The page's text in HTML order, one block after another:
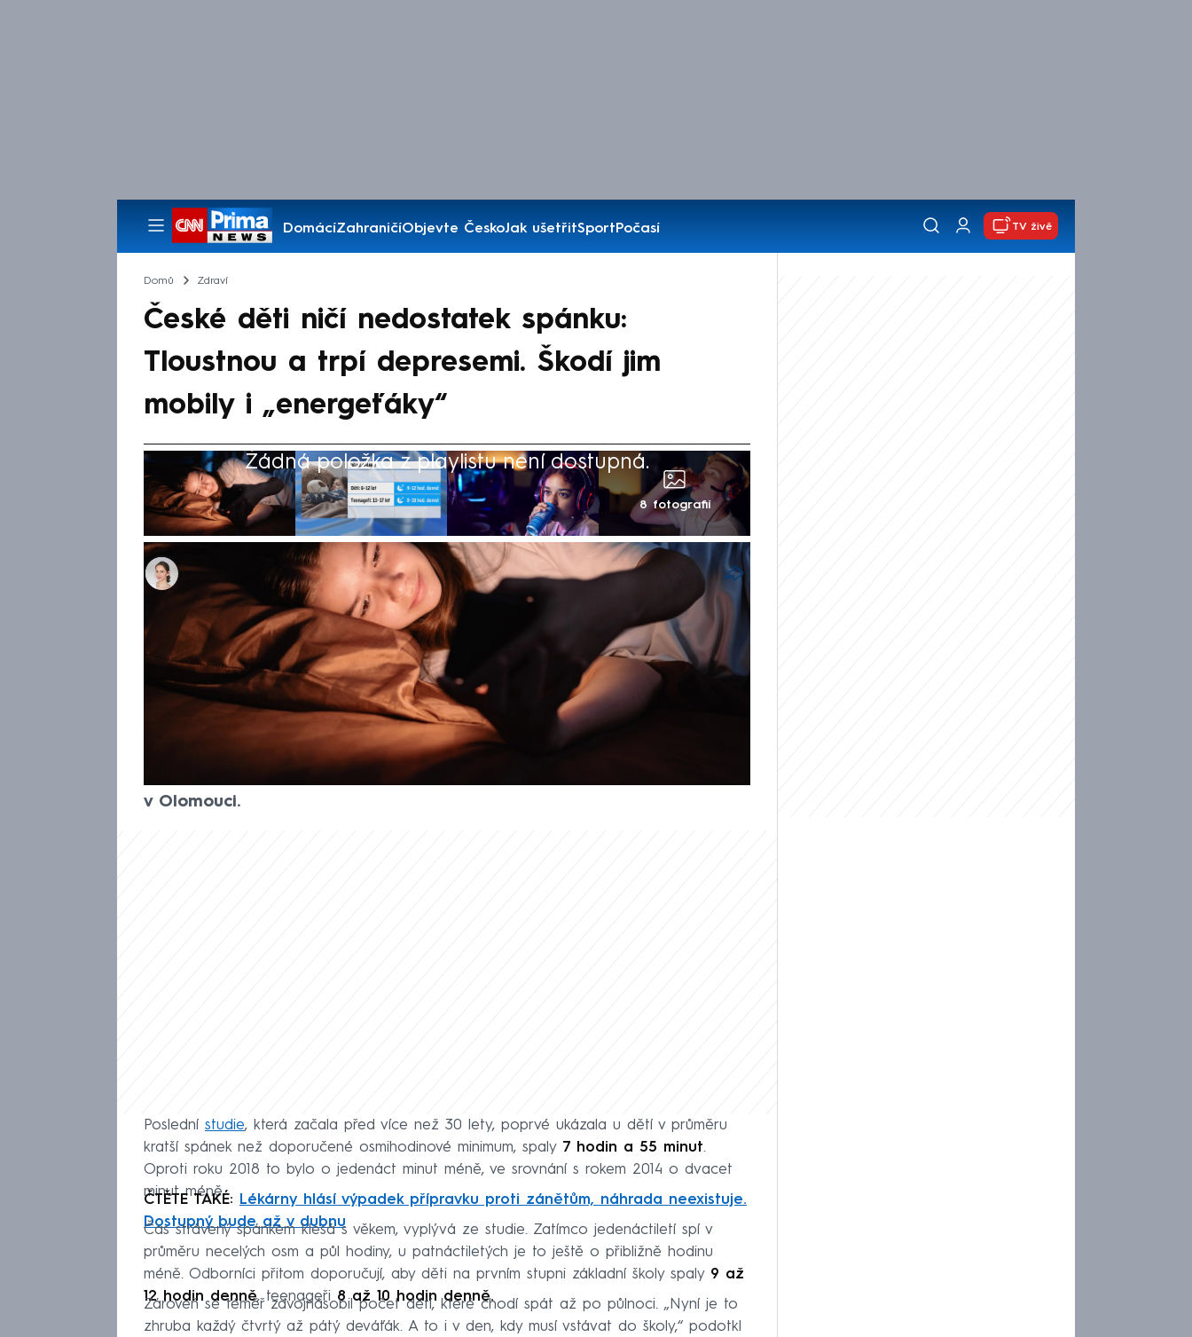
DomácíZahraničíObjevte ČeskoJak ušetřitSportPočasí
Pořady
TV živě
Domů Zdraví
České děti ničí nedostatek spánku:
Tloustnou a trpí depresemi. Škodí jim
mobily i „energeťáky“
Žádná položka z playlistu není dostupná.
8 fotografií
Ivana Syrovátková
25. úno 2025, 13:17
České děti spí čím dál tím méně – ve všedních dnech v posteli nestráví
mnohdy ani osm hodin. Nedostatek pak dohánějí o víkendech. Takové
výkyvy však mohou vést k depresím a závažným zdravotním
problémům. Za nevhodnými spánkovými návyky dětí stojí mimo jiné
mobily nebo energetické nápoje. Ukázala to studie, kterou na pondělní
tiskové konferenci představili zástupci Úřadu vlády ČR, Kanceláře
Světové zdravotnické organizace (WHO) v Česku a Univerzity Palackého
v Olomouci.
Poslední studie, která začala před více než 30 lety, poprvé ukázala u dětí v průměru
kratší spánek než doporučené osmihodinové minimum, spaly 7 hodin a 55 minut.
Oproti roku 2018 to bylo o jedenáct minut méně, ve srovnání s rokem 2014 o dvacet
minut méně.
ČTĚTE TAKÉ: Lékárny hlásí výpadek přípravku proti zánětům, náhrada neexistuje.
Dostupný bude až v dubnu
Čas strávený spánkem klesá s věkem, vyplývá ze studie. Zatímco jedenáctiletí spí v
průměru necelých osm a půl hodiny, u patnáctiletých je to ještě o přibližně hodinu
méně. Odborníci přitom doporučují, aby děti na prvním stupni základní školy spaly 9 až
12 hodin denně, teenageři8 až 10 hodin denně.
Zároveň se téměř zdvojnásobil počet dětí, které chodí spát až po půlnoci. „Nyní je to
zhruba každý čtvrtý až pátý deváťák. A to i v den, kdy musí vstávat do školy,“ podotkl